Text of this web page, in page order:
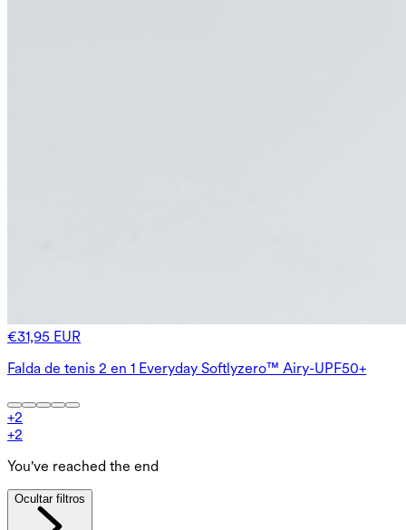
€31,95 EUR
Falda de tenis 2 en 1 Everyday Softlyzero™ Airy-UPF50+
+2
+2
You've reached the end
Ocultar filtros